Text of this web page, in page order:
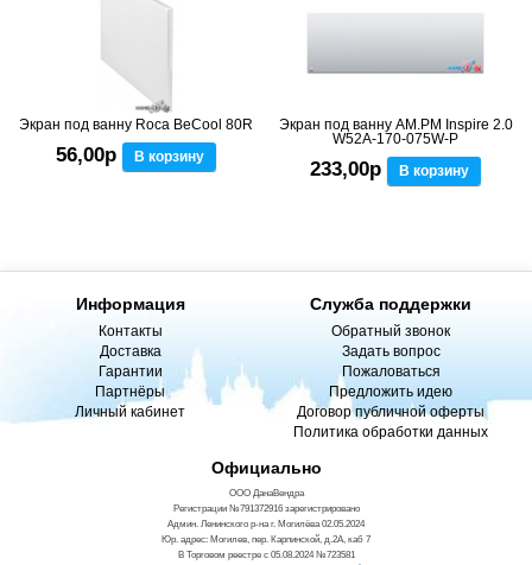
Экран под ванну Roca BeCool 80R
56,00р В корзину
Экран под ванну AM.PM Inspire 2.0
W52A-170-075W-P
233,00р В корзину
Информация
Контакты
Доставка
Гарантии
Партнёры
Личный кабинет
Служба поддержки
Обратный звонок
Задать вопрос
Пожаловаться
Предложить идею
Договор публичной оферты
Политика обработки данных
Официально
ООО ДанаВендра
Регистрации №791372916 зарегистрировано
Админ. Ленинского р-на г. Могилёва 02.05.2024
Юр. адрес: Могилев, пер. Карпинской, д.2А, каб 7
В Торговом реестре с 05.08.2024 №723581